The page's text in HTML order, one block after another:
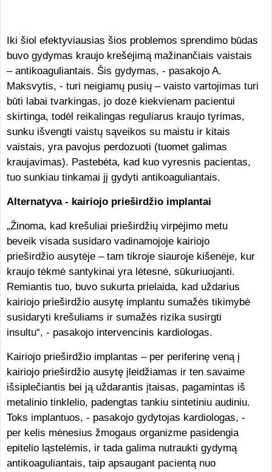
Iki šiol efektyviausias šios problemos sprendimo būdas
buvo gydymas kraujo krešėjimą mažinančiais vaistais
– antikoaguliantais. Šis gydymas, - pasakojo A.
Maksvytis, - turi neigiamų pusių – vaisto vartojimas turi
būti labai tvarkingas, jo dozė kiekvienam pacientui
skirtinga, todėl reikalingas reguliarus kraujo tyrimas,
sunku išvengti vaistų sąveikos su maistu ir kitais
vaistais, yra pavojus perdozuoti (tuomet galimas
kraujavimas). Pastebėta, kad kuo vyresnis pacientas,
tuo sunkiau tinkamai jį gydyti antikoaguliantais.
Alternatyva - kairiojo prieširdžio implantai
„Žinoma, kad krešuliai prieširdžių virpėjimo metu
beveik visada susidaro vadinamojoje kairiojo
prieširdžio ausytėje – tam tikroje siauroje kišenėje, kur
kraujo tėkmė santykinai yra lėtesnė, sūkuriuojanti.
Remiantis tuo, buvo sukurta prielaida, kad uždarius
kairiojo prieširdžio ausytę implantu sumažės tikimybė
susidaryti krešuliams ir sumažės rizika susirgti
insultu“, - pasakojo intervencinis kardiologas.
Kairiojo prieširdžio implantas – per periferinę veną į
kairiojo prieširdžio ausytę įleidžiamas ir ten savaime
išsiplečiantis bei ją uždarantis įtaisas, pagamintas iš
metalinio tinklelio, padengtas tankiu sintetiniu audiniu.
Toks implantuos, - pasakojo gydytojas kardiologas, -
per kelis mėnesius žmogaus organizme pasidengia
epitelio ląstelėmis, ir tada galima nutraukti gydymą
antikoaguliantais, taip apsaugant pacientą nuo